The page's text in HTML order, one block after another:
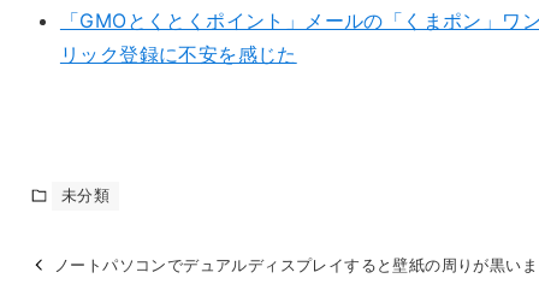
「GMOとくとくポイント」メールの「くまポン」ワ
リック登録に不安を感じた
未分類
ノートパソコンでデュアルディスプレイすると壁紙の周りが黒い